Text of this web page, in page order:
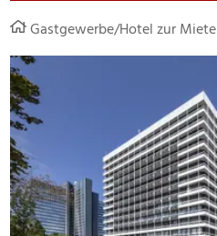
Gastgewerbe/Hotel zur Miete